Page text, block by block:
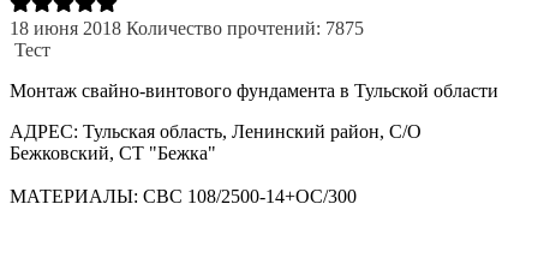
18 июня 2018 Количество прочтений: 7875
Тест
Монтаж свайно-винтового фундамента в Тульской области
АДРЕС: Тульская область, Ленинский район, С/О
Бежковский, СТ "Бежка"
МАТЕРИАЛЫ: СВС 108/2500-14+ОС/300